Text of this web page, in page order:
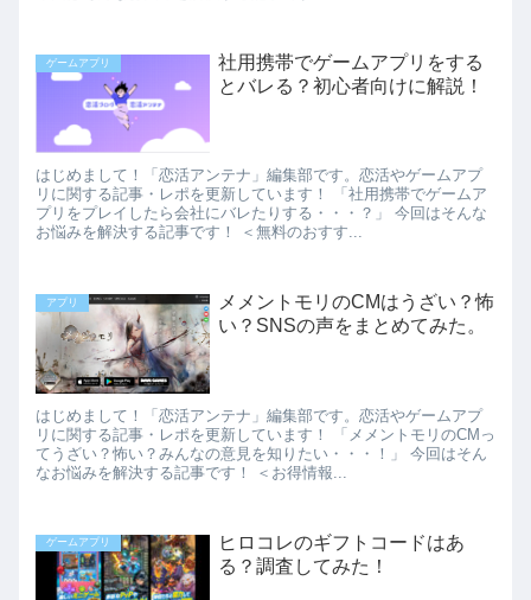
ゲームアプリ
社用携帯でゲームアプリをする
とバレる？初心者向けに解説！
はじめまして！「恋活アンテナ」編集部です。恋活やゲームアプ
リに関する記事・レポを更新しています！ 「社用携帯でゲームア
プリをプレイしたら会社にバレたりする・・・？」 今回はそんな
お悩みを解決する記事です！ ＜無料のおすす...
アプリ
メメントモリのCMはうざい？怖
い？SNSの声をまとめてみた。
はじめまして！「恋活アンテナ」編集部です。恋活やゲームアプ
リに関する記事・レポを更新しています！ 「メメントモリのCMっ
てうざい？怖い？みんなの意見を知りたい・・・！」 今回はそん
なお悩みを解決する記事です！ ＜お得情報...
ゲームアプリ
ヒロコレのギフトコードはあ
る？調査してみた！